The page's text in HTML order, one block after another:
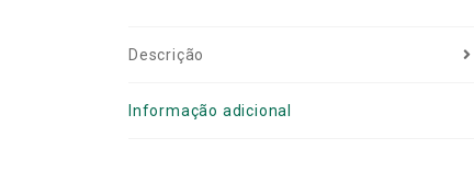
Descrição
Informação adicional